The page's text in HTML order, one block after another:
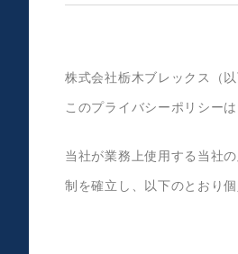
株式会社栃木ブレックス（
このプライバシーポリシー
当社が業務上使用する当社
制を確立し、以下のとおり